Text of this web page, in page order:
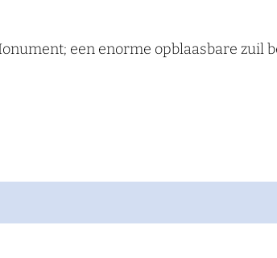
een enorme opblaasbare zuil